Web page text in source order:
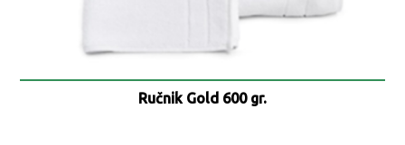
Ručnik Gold 600 gr.